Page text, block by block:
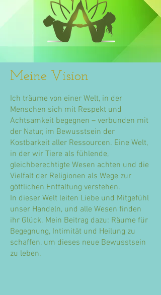
Meine Vision
Ich träume von einer Welt, in der
Menschen sich mit Respekt und
Achtsamkeit begegnen – verbunden mit
der Natur, im Bewusstsein der
Kostbarkeit aller Ressourcen. Eine Welt,
in der wir Tiere als fühlende,
gleichberechtigte Wesen achten und die
Vielfalt der Religionen als Wege zur
göttlichen Entfaltung verstehen.
In dieser Welt leiten Liebe und Mitgefühl
unser Handeln, und alle Wesen finden
ihr Glück. Mein Beitrag dazu: Räume für
Begegnung, Intimität und Heilung zu
schaffen, um dieses neue Bewusstsein
zu leben.